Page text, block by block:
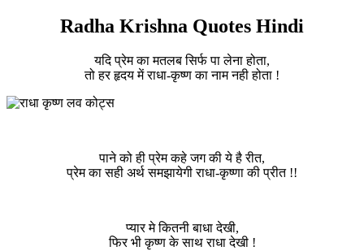
Radha Krishna Quotes Hindi
यदि प्रेम का मतलब सिर्फ पा लेना होता,
तो हर हृदय में राधा-कृष्ण का नाम नही होता !
पाने को ही प्रेम कहे जग की ये है रीत,
प्रेम का सही अर्थ समझायेगी राधा-कृष्णा की प्रीत !!
प्यार मे कितनी बाधा देखी,
फिर भी कृष्ण के साथ राधा देखी !